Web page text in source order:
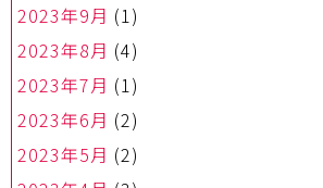
2023年9月 (1)
2023年8月 (4)
2023年7月 (1)
2023年6月 (2)
2023年5月 (2)